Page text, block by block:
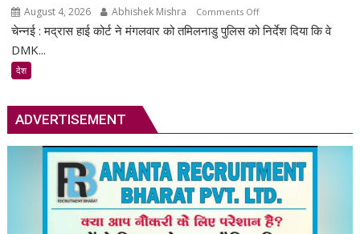
August 4, 2026 Abhishek Mishra Comments Offon
मद्रास
को
रिहा
करने
का
आदेश
दिया;
चेन्नई : मद्रास हाई कोर्ट ने मंगलवार को तमिलनाडु पुलिस को निर्देश दिया कि वे
DMK...
देश
ADVERTISEMENT